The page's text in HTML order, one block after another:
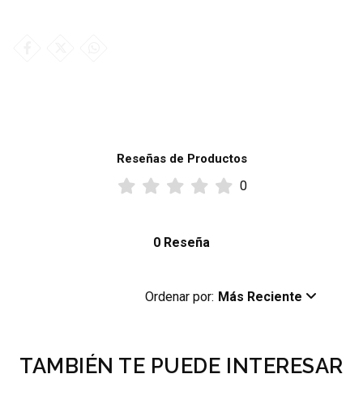
Reseñas de Productos
0
0 Reseña
Ordenar por: Más Reciente
TAMBIÉN TE PUEDE INTERESAR